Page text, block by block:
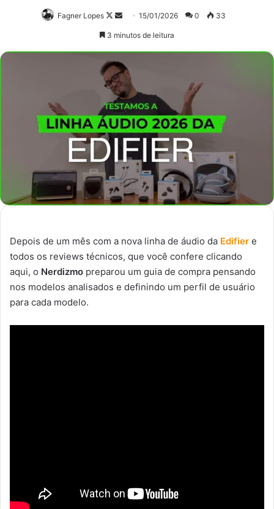
Fagner Lopes
Follow
Mande15/01/2026 0 33
3 minutos de leitura
Depois de um mês com a nova linha de áudio da Edifier e
todos os reviews técnicos, que você confere clicando
aqui, o Nerdizmo preparou um guia de compra pensando
nos modelos analisados e definindo um perfil de usuário
para cada modelo.